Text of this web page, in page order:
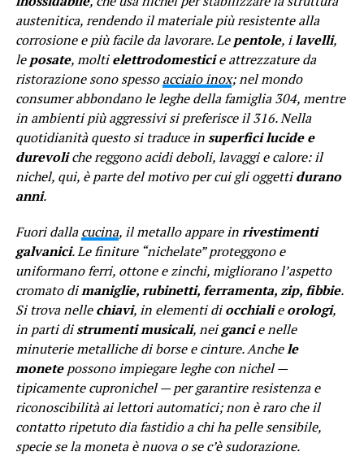
austenitica, rendendo il materiale più resistente alla
corrosione e più facile da lavorare. Lepentole, ilavelli,
leposate, moltielettrodomesticie attrezzature da
ristorazione sono spessoacciaio inox; nel mondo
consumer abbondano le leghe della famiglia 304, mentre
in ambienti più aggressivi si preferisce il 316. Nella
quotidianità questo si traduce insuperfici lucide e
durevoliche reggono acidi deboli, lavaggi e calore: il
nichel, qui, è parte del motivo per cui gli oggettidurano
anni.
Fuori dallacucina, il metallo appare inrivestimenti
galvanici. Le finiture “nichelate” proteggono e
uniformano ferri, ottone e zinchi, migliorano l’aspetto
cromato dimaniglie, rubinetti, ferramenta, zip, fibbie.
Si trova nellechiavi, in elementi diocchialieorologi,
in parti distrumenti musicali, neigancie nelle
minuterie metalliche di borse e cinture. Anchele
monetepossono impiegare leghe con nichel —
tipicamente cupronichel — per garantire resistenza e
riconoscibilità ai lettori automatici; non è raro che il
contatto ripetuto dia fastidio a chi ha pelle sensibile,
specie se la moneta è nuova o se c’è sudorazione.